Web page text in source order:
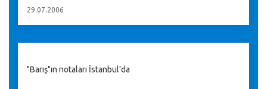
29.07.2006
"Barış"ın notaları İstanbul'da